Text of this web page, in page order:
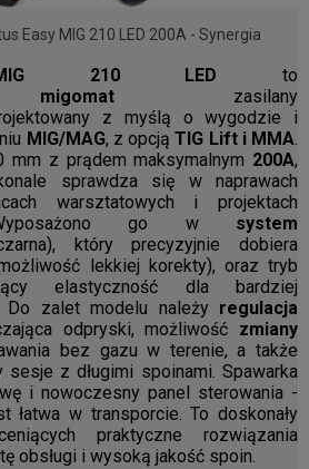
Easy MIG 210 LED 200A - Synergia
210 LED to
migomat zasilany
z myślą o wygodzie i
MIG/MAG, z opcjąTIG Lift i MMA.
mm z prądem maksymalnym 200A,
sprawdza się w naprawach
warsztatowych i projektach
Wyposażono go w system
który precyzyjnie dobiera
lekkiej korekty), oraz tryb
elastyczność dla bardziej
Do zalet modelu należy regulacja
odpryski, możliwość zmiany
bez gazu w terenie, a także
sesje z długimi spoinami. Spawarka
i nowoczesny panel sterowania -
w transporcie. To doskonały
praktyczne rozwiązania
obsługi i wysoką jakość spoin.